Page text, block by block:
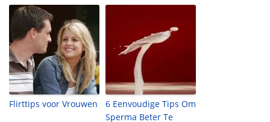
Flirttips voor Vrouwen
6 Eenvoudige Tips Om
Sperma Beter Te